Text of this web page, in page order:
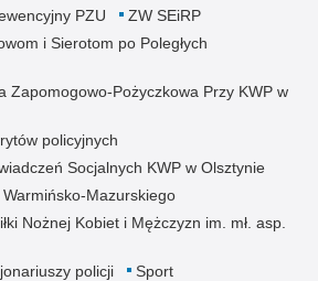
PZU
ZW SEiRP
i Sierotom po Poległych
Zapomogowo-Pożyczkowa Przy KWP w
policyjnych
Socjalnych KWP w Olsztynie
Mazurskiego
Nożnej Kobiet i Mężczyzn im. mł. asp.
policji
Sport